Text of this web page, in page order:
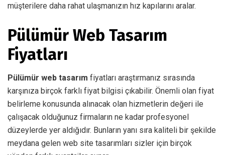
müşterilere daha rahat ulaşmanızın hız kapılarını aralar.
Pülümür Web Tasarım
Fiyatları
Pülümür web tasarım fiyatları araştırmanız sırasında
karşınıza birçok farklı fiyat bilgisi çıkabilir. Önemli olan fiyat
belirleme konusunda alınacak olan hizmetlerin değeri ile
çalışacak olduğunuz firmaların ne kadar profesyonel
düzeylerde yer aldığıdır. Bunların yanı sıra kaliteli bir şekilde
meydana gelen web site tasarımları sizler için birçok